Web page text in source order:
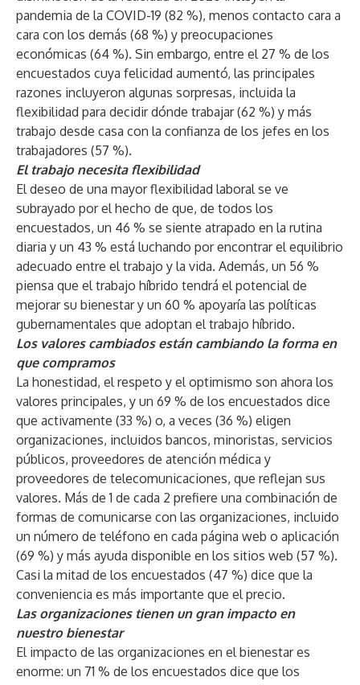
pandemia de la COVID-19 (82 %), menos contacto cara a
cara con los demás (68 %) y preocupaciones
económicas (64 %). Sin embargo, entre el 27 % de los
encuestados cuya felicidad aumentó, las principales
razones incluyeron algunas sorpresas, incluida la
flexibilidad para decidir dónde trabajar (62 %) y más
trabajo desde casa con la confianza de los jefes en los
trabajadores (57 %).
El trabajo necesita flexibilidad
El deseo de una mayor flexibilidad laboral se ve
subrayado por el hecho de que, de todos los
encuestados, un 46 % se siente atrapado en la rutina
diaria y un 43 % está luchando por encontrar el equilibrio
adecuado entre el trabajo y la vida. Además, un 56 %
piensa que el trabajo híbrido tendrá el potencial de
mejorar su bienestar y un 60 % apoyaría las políticas
gubernamentales que adoptan el trabajo híbrido.
Los valores cambiados están cambiando la forma en
que compramos
La honestidad, el respeto y el optimismo son ahora los
valores principales, y un 69 % de los encuestados dice
que activamente (33 %) o, a veces (36 %) eligen
organizaciones, incluidos bancos, minoristas, servicios
públicos, proveedores de atención médica y
proveedores de telecomunicaciones, que reflejan sus
valores. Más de 1 de cada 2 prefiere una combinación de
formas de comunicarse con las organizaciones, incluido
un número de teléfono en cada página web o aplicación
(69 %) y más ayuda disponible en los sitios web (57 %).
Casi la mitad de los encuestados (47 %) dice que la
conveniencia es más importante que el precio.
Las organizaciones tienen un gran impacto en
nuestro bienestar
El impacto de las organizaciones en el bienestar es
enorme: un 71 % de los encuestados dice que los